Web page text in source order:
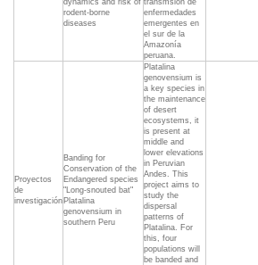
dynamics and risk of
rodent-borne
diseases
transmsión de
enfermedades
emergentes en
el sur de la
Amazonía
peruana.
Proyectos
de
investigación
Banding for
Conservation of the
Endangered species
"Long-snouted bat"
Platalina
genovensium in
southern Peru
Platalina
genovensium is
a key species in
the maintenance
of desert
ecosystems, it
is present at
middle and
lower elevations
in Peruvian
Andes. This
project aims to
study the
dispersal
patterns of
Platalina. For
this, four
populations will
be banded and